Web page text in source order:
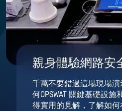
親身體驗網路安
千萬不要錯過這場現場演
何OPSWAT 關鍵基礎設
得實用的見解，了解如